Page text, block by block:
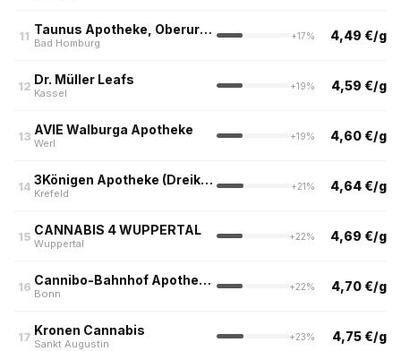
11 Taunus Apotheke, Oberursel
Bad Homburg
+17% 4,49 €/g
12 Dr. Müller Leafs
Kassel
+19% 4,59 €/g
13 AVIE Walburga Apotheke
Werl
+19% 4,60 €/g
14 3Königen Apotheke (Dreikönigen Apotheke am Ostwall, Krefeld)
Krefeld
+21% 4,64 €/g
15 CANNABIS 4 WUPPERTAL
Wuppertal
+22% 4,69 €/g
16 Cannibo-Bahnhof Apotheke Bonn
Bonn
+22% 4,70 €/g
17 Kronen Cannabis
Sankt Augustin
+23% 4,75 €/g